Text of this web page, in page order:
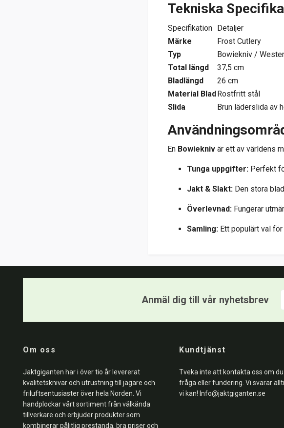
Tekniska
Specifikation
Detaljer
Märke
Frost Cutlery
Typ
Bowiekniv /
Total längd
37,5 cm
Bladlängd
26 cm
Material Blad Rostfritt stål
Slida
Brun läderslida av
En Bowiekniv är ett av världens
Tunga uppgifter: Perfekt
Jakt & Slakt: Den stora
Överlevnad: Fungerar
Samling: Ett populärt val
Anmäl dig till vår nyhetsbrev
Om oss
Jaktgiganten har i över tio år levererat
kvalitetsknivar och utrustning till jägare och
friluftsentusiaster över hela Norden. Vi
handplockar vårt sortiment från välkända
tillverkare och erbjuder produkter som
kombinerar pålitlig prestanda, bra priser och
Kundtjänst
Tveka inte att kontakta oss om
fråga eller fundering. Vi svarar
vi kan! Info@jaktgiganten.se